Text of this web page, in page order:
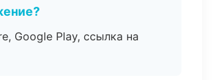
Google Play, ссылка на